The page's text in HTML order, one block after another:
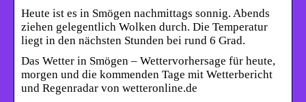
Heute ist es in Smögen nachmittags sonnig. Abends
ziehen gelegentlich Wolken durch. Die Temperatur
liegt in den nächsten Stunden bei rund 6 Grad.
Das Wetter in Smögen – Wettervorhersage für heute,
morgen und die kommenden Tage mit Wetterbericht
und Regenradar von wetteronline.de